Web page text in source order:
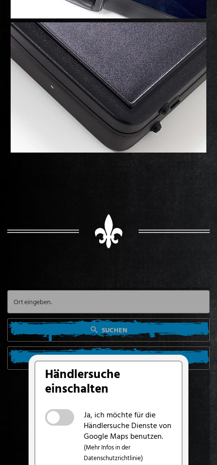
Händlersuche
einschalten
Ja, ich möchte für die
Händlersuche Dienste von
Google Maps benutzen.
(Mehr Infos in der
Datenschutzrichtlinie)
SUCHEN
SUCHE VON MEINEM STANDORT AUS